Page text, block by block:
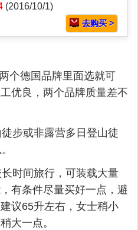
(2016/10/1)
去购买 >
个德国品牌里面选就可
优良，两个品牌质量差不
步或非露营多日登山徒
时间旅行，可装载大量
有条件尽量买好一点，避
议65升左右，女士稍小
大一点。